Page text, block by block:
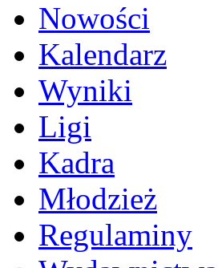
Nowości
Kalendarz
Wyniki
Ligi
Kadra
Młodzież
Regulaminy